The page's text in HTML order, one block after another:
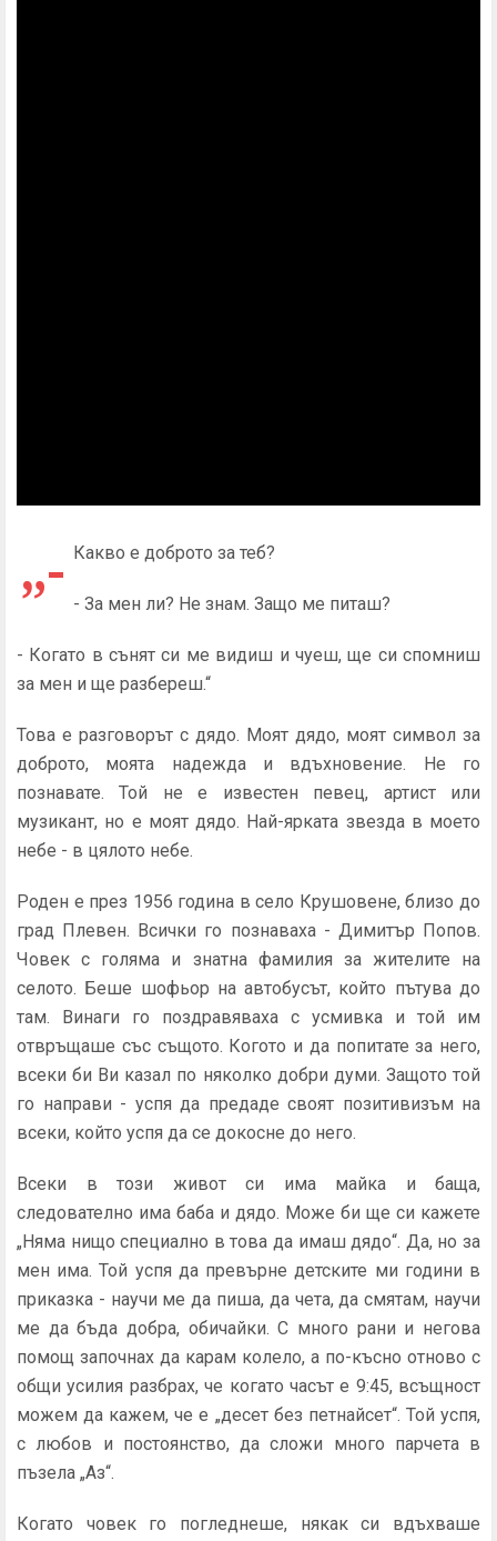
„- Какво е доброто за теб?
- За мен ли? Не знам. Защо ме питаш?
- Когато в сънят си ме видиш и чуеш, ще си спомниш
за мен и ще разбереш.“
Това е разговорът с дядо. Моят дядо, моят символ за
доброто, моята надежда и вдъхновение. Не го
познавате. Той не е известен певец, артист или
музикант, но е моят дядо. Най-ярката звезда в моето
небе - в цялото небе.
Роден е през 1956 година в село Крушовене, близо до
град Плевен. Всички го познаваха - Димитър Попов.
Човек с голяма и знатна фамилия за жителите на
селото. Беше шофьор на автобусът, който пътува до
там. Винаги го поздравяваха с усмивка и той им
отвръщаше със същото. Когото и да попитате за него,
всеки би Ви казал по няколко добри думи. Защото той
го направи - успя да предаде своят позитивизъм на
всеки, който успя да се докосне до него.
Всеки в този живот си има майка и баща,
следователно има баба и дядо. Може би ще си кажете
„Няма нищо специално в това да имаш дядо“. Да, но за
мен има. Той успя да превърне детските ми години в
приказка - научи ме да пиша, да чета, да смятам, научи
ме да бъда добра, обичайки. С много рани и негова
помощ започнах да карам колело, а по-късно отново с
общи усилия разбрах, че когато часът е 9:45, всъщност
можем да кажем, че е „десет без петнайсет“. Той успя,
с любов и постоянство, да сложи много парчета в
пъзела „Аз“.
Когато човек го погледнеше, някак си вдъхваше